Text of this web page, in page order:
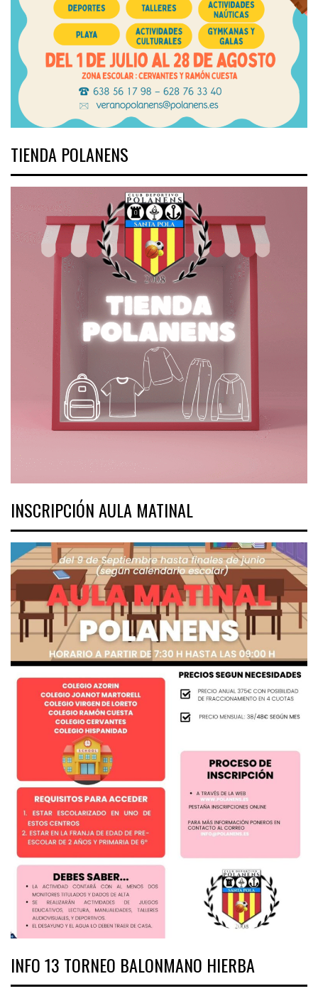
TIENDA POLANENS
INSCRIPCIÓN AULA MATINAL
INFO 13 TORNEO BALONMANO HIERBA